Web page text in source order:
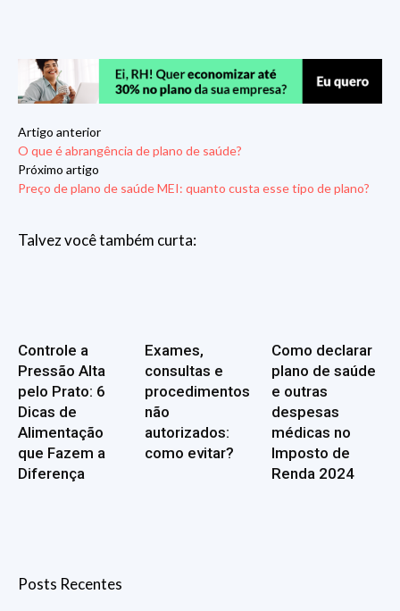
Artigo anterior
O que é abrangência de plano de saúde?
Próximo artigo
Preço de plano de saúde MEI: quanto custa esse tipo de plano?
Talvez você também curta:
Controle a
Pressão Alta
pelo Prato: 6
Dicas de
Alimentação
que Fazem a
Diferença
Exames,
consultas e
procedimentos
não
autorizados:
como evitar?
Como declarar
plano de saúde
e outras
despesas
médicas no
Imposto de
Renda 2024
Posts Recentes